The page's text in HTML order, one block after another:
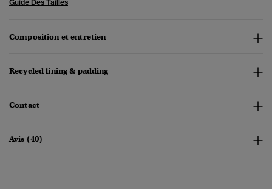
Guide Des Tailles
Composition et entretien
Recycled lining & padding
Contact
Avis (40)